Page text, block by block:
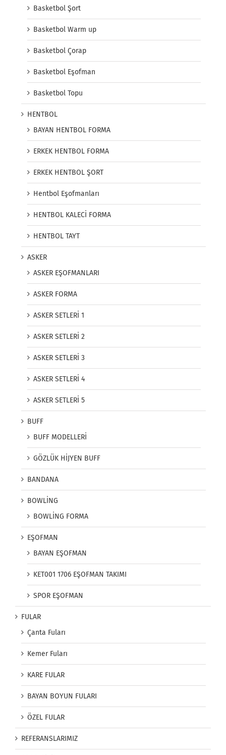
Basketbol Şort
Basketbol Warm up
Basketbol Çorap
Basketbol Eşofman
Basketbol Topu
HENTBOL
BAYAN HENTBOL FORMA
ERKEK HENTBOL FORMA
ERKEK HENTBOL ŞORT
Hentbol Eşofmanları
HENTBOL KALECİ FORMA
HENTBOL TAYT
ASKER
ASKER EŞOFMANLARI
ASKER FORMA
ASKER SETLERİ 1
ASKER SETLERİ 2
ASKER SETLERİ 3
ASKER SETLERİ 4
ASKER SETLERİ 5
BUFF
BUFF MODELLERİ
GÖZLÜK HİJYEN BUFF
BANDANA
BOWLİNG
BOWLİNG FORMA
EŞOFMAN
BAYAN EŞOFMAN
KET001 1706 EŞOFMAN TAKIMI
SPOR EŞOFMAN
FULAR
Çanta Fuları
Kemer Fuları
KARE FULAR
BAYAN BOYUN FULARI
ÖZEL FULAR
REFERANSLARIMIZ